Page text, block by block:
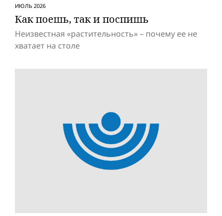
ИЮЛЬ 2026
Как поешь, так и поспишь
Неизвестная «растительность» – почему ее не
хватает на столе